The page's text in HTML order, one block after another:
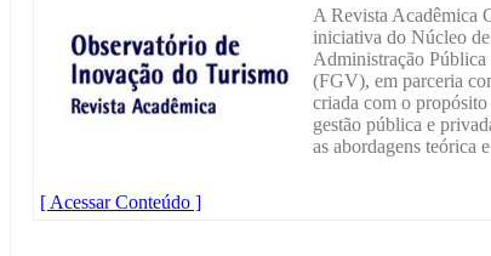
A Revista Acadêmica
iniciativa do Núcleo
Administração Pública
(FGV), em parceria
criada com o propósito
gestão pública e
as abordagens teórica
[ Acessar Conteúdo ]